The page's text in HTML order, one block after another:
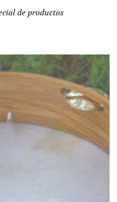
de productos